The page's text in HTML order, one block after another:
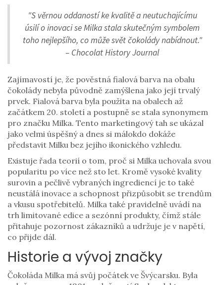
"S věrnou oddaností ke kvalitě a neutuchajícímu
úsilí o inovaci se Milka stala skutečným symbolem
toho nejlepšího, co může svět čokolády nabídnout."
– Chocolat History Journal
Zajímavostí je, že pověstná fialová barva na obalu
čokolády nebyla původně zamýšlena jako její trvalý
prvek. Fialová barva byla použita na obalech až
začátkem 20. století a postupně se stala synonymem
pro značku Milka. Tento marketingový tah se ukázal
jako velmi úspěšný a dnes si málokdo dokáže
představit Milku bez jejího ikonického vzhledu.
Existuje řada teorií o tom, proč si Milka uchovala svou
popularitu po více než sto let. Kromě vysoké kvality
surovin a pečlivě vybraných ingrediencí je to také
neustálá inovace a schopnost přizpůsobit se trendům
a vkusu spotřebitelů. Milka také pravidelně uvádí na
trh limitované edice a sezónní produkty, čímž stále
přitahuje pozornost zákazníků a udržuje je v napětí,
co přijde dál.
Historie a vývoj značky
Čokoláda Milka má svůj počátek ve Švýcarsku. Byla